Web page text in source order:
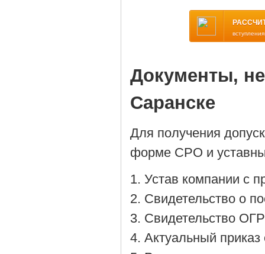
Документы,
Саранске
Для получения
форме СРО и
Устав компании с
Cвидетельство о
Cвидетельство
Актуальный приказ